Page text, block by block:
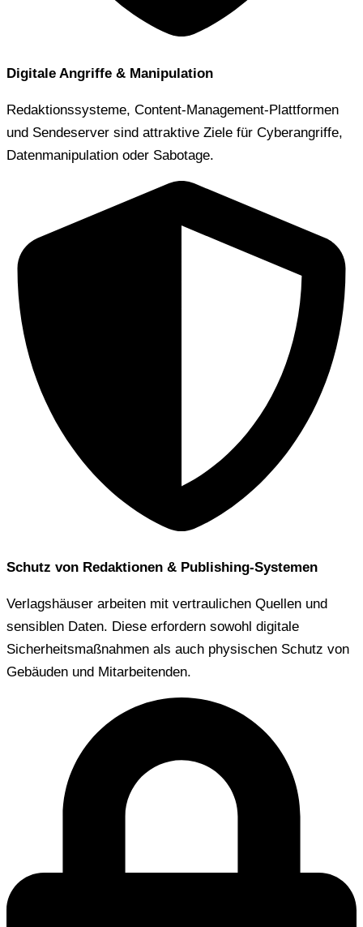
Digitale Angriffe & Manipulation
Redaktionssysteme, Content-Management-Plattformen
und Sendeserver sind attraktive Ziele für Cyberangriffe,
Datenmanipulation oder Sabotage.
Schutz von Redaktionen & Publishing-Systemen
Verlagshäuser arbeiten mit vertraulichen Quellen und
sensiblen Daten. Diese erfordern sowohl digitale
Sicherheitsmaßnahmen als auch physischen Schutz von
Gebäuden und Mitarbeitenden.